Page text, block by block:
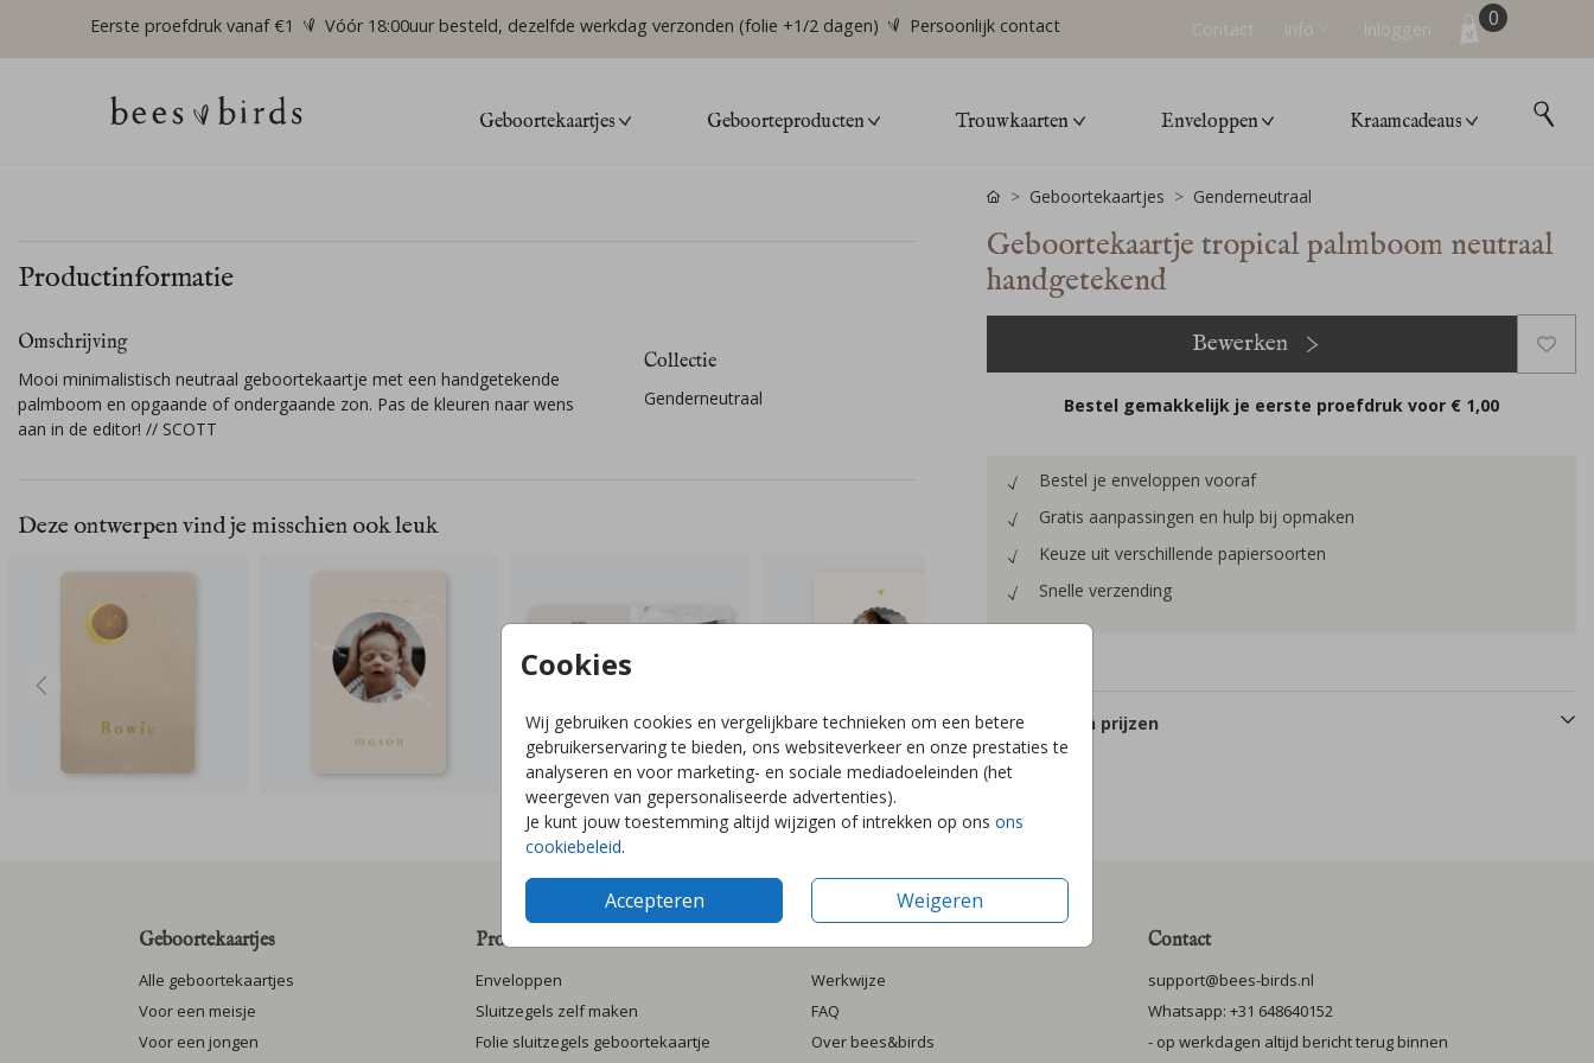
Eerste proefdruk vanaf €1 Vóór 18:00uur besteld, dezelfde werkdag verzonden (folie +1/2 dagen) Persoonlijk contact Contact Info Inloggen 0
Geboortekaartjes Geboorteproducten Trouwkaarten Enveloppen Kraamcadeaus
Cookies
Wij gebruiken cookies en vergelijkbare technieken om een betere
gebruikerservaring te bieden, ons websiteverkeer en onze prestaties te
analyseren en voor marketing- en sociale mediadoeleinden (het
weergeven van gepersonaliseerde advertenties).
Je kunt jouw toestemming altijd wijzigen of intrekken op ons ons
cookiebeleid.
Accepteren Weigeren
Productinformatie
Omschrijving
Mooi minimalistisch neutraal geboortekaartje met een handgetekende
palmboom en opgaande of ondergaande zon. Pas de kleuren naar wens
aan in de editor! // SCOTT
Collectie
Genderneutraal
Deze ontwerpen vind je misschien ook leuk
Geboortekaartjes Genderneutraal
Geboortekaartje tropical palmboom neutraal
handgetekend
Bewerken
Bestel gemakkelijk je eerste proefdruk voor € 1,00
Bestel je enveloppen vooraf
Gratis aanpassingen en hulp bij opmaken
Keuze uit verschillende papiersoorten
Snelle verzending
Formaten en prijzen
Geboortekaartjes
Alle geboortekaartjes
Voor een meisje
Voor een jongen
Producten
Enveloppen
Sluitzegels zelf maken
Folie sluitzegels geboortekaartje
Informatie
Werkwijze
FAQ
Over bees&birds
Contact
support@bees-birds.nl
Whatsapp: +31 648640152
- op werkdagen altijd bericht terug binnen